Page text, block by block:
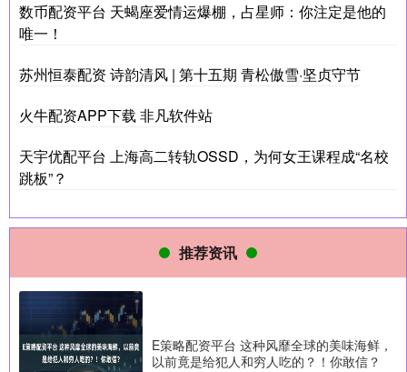
数币配资平台 天蝎座爱情运爆棚，占星师：你注定是他的
唯一！
苏州恒泰配资 诗韵清风 | 第十五期 青松傲雪·坚贞守节
火牛配资APP下载 非凡软件站
天宇优配平台 上海高二转轨OSSD，为何女王课程成“名校
跳板”？
推荐资讯
E策略配资平台 这种风靡全球的美味海鲜，
以前竟是给犯人和穷人吃的？！你敢信？